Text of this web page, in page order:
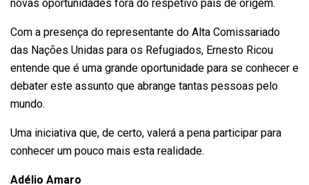
Com a presença do representante do Alta Comissariado
das Nações Unidas para os Refugiados, Ernesto Ricou
entende que é uma grande oportunidade para se conhecer e
debater este assunto que abrange tantas pessoas pelo
mundo.
Uma iniciativa que, de certo, valerá a pena participar para
conhecer um pouco mais esta realidade.
Adélio Amaro